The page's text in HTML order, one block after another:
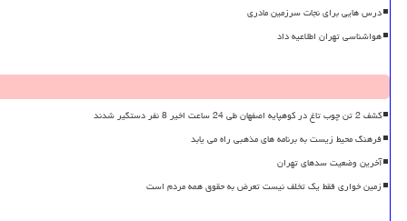
درس هایی برای نجات سرزمین مادری
هواشناسی تهران اطلاعیه داد
کشف 2 تن چوب تاغ در کوهپایه اصفهان طی 24 ساعت اخیر 8 نفر دستگیر شدند
فرهنگ محیط زیست به برنامه های مذهبی راه می یابد
آخرین وضعیت سدهای تهران
زمین خواری فقط یک تخلف نیست تعرض به حقوق همه مردم است